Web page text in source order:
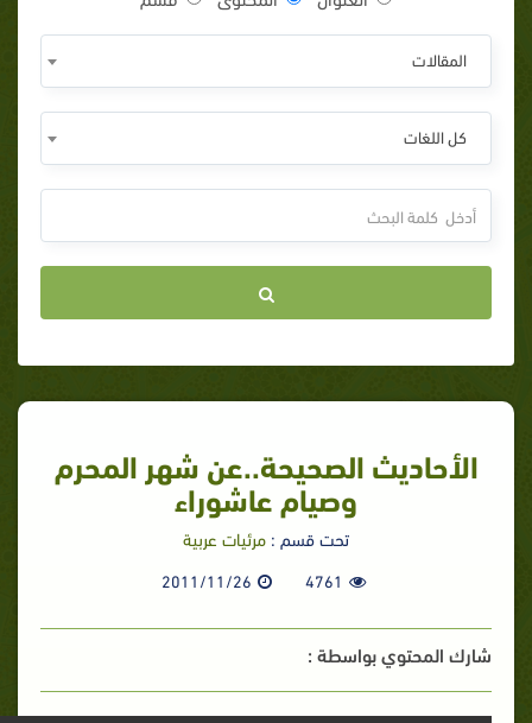
المقالات
كل اللغات
الأحاديث الصحيحة..عن شهر المحرم
وصيام عاشوراء
تحت قسم : مرئيات عربية
4761
2011/11/26
شارك المحتوي بواسطة :